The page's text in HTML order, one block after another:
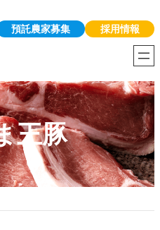
預託農家募集 採用情報
王豚